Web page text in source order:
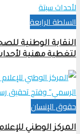
السلطة الرابعة
النقابة الوطنية
لتغطية مهنية
حقوق الإنسان
المركز الوطني